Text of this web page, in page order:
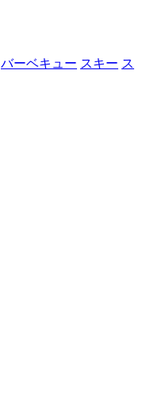
バーベキュー スキー ス